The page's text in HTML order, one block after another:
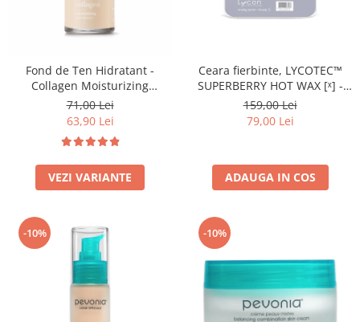
Fond de Ten Hidratant -
Collagen Moisturizing
Foundation-300n Vanilla
71,00 Lei
63,90 Lei
VEZI VARIANTE
Ceara fierbinte, LYCOTEC™
SUPERBERRY HOT WAX [ˣ] -
500g - Lycon
159,00 Lei
79,00 Lei
ADAUGA IN COS
-10% -10%